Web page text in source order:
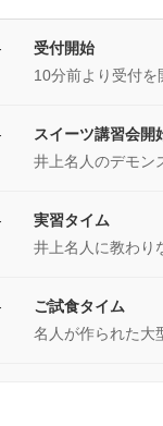
受付開始
10分前より受付を
スイーツ講習会開
井上名人のデモン
実習タイム
井上名人に教わり
ご試食タイム
名人が作られた大